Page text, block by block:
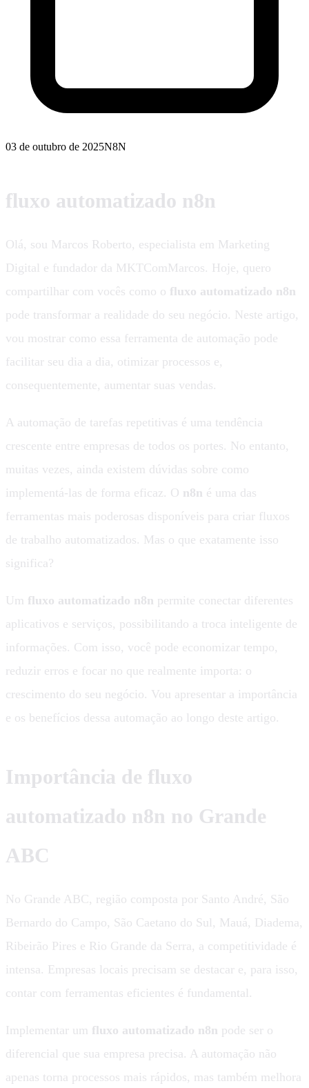
03 de outubro de 2025N8N
fluxo automatizado n8n
Olá, sou Marcos Roberto, especialista em Marketing
Digital e fundador da MKTComMarcos. Hoje, quero
compartilhar com vocês como o fluxo automatizado n8n
pode transformar a realidade do seu negócio. Neste artigo,
vou mostrar como essa ferramenta de automação pode
facilitar seu dia a dia, otimizar processos e,
consequentemente, aumentar suas vendas.
A automação de tarefas repetitivas é uma tendência
crescente entre empresas de todos os portes. No entanto,
muitas vezes, ainda existem dúvidas sobre como
implementá-las de forma eficaz. O n8n é uma das
ferramentas mais poderosas disponíveis para criar fluxos
de trabalho automatizados. Mas o que exatamente isso
significa?
Um fluxo automatizado n8n permite conectar diferentes
aplicativos e serviços, possibilitando a troca inteligente de
informações. Com isso, você pode economizar tempo,
reduzir erros e focar no que realmente importa: o
crescimento do seu negócio. Vou apresentar a importância
e os benefícios dessa automação ao longo deste artigo.
Importância de fluxo
automatizado n8n no Grande
ABC
No Grande ABC, região composta por Santo André, São
Bernardo do Campo, São Caetano do Sul, Mauá, Diadema,
Ribeirão Pires e Rio Grande da Serra, a competitividade é
intensa. Empresas locais precisam se destacar e, para isso,
contar com ferramentas eficientes é fundamental.
Implementar um fluxo automatizado n8n pode ser o
diferencial que sua empresa precisa. A automação não
apenas torna processos mais rápidos, mas também melhora